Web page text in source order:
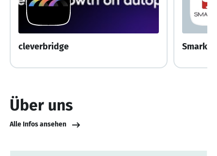
cleverbridge
Über uns
Alle Infos ansehen